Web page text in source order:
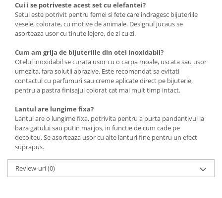
Cui i se potriveste acest set cu elefantei?
Setul este potrivit pentru femei si fete care indragesc bijuteriile
vesele, colorate, cu motive de animale. Designul jucaus se
asorteaza usor cu tinute lejere, de zi cu zi.
Cum am grija de bijuteriile din otel inoxidabil?
Otelul inoxidabil se curata usor cu o carpa moale, uscata sau usor
umezita, fara solutii abrazive. Este recomandat sa evitati
contactul cu parfumuri sau creme aplicate direct pe bijuterie,
pentru a pastra finisajul colorat cat mai mult timp intact.
Lantul are lungime fixa?
Lantul are o lungime fixa, potrivita pentru a purta pandantivul la
baza gatului sau putin mai jos, in functie de cum cade pe
decolteu. Se asorteaza usor cu alte lanturi fine pentru un efect
suprapus.
Review-uri(0)